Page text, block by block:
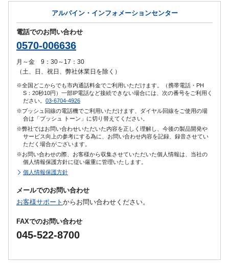
アルパイン・インフォメーションセンター
電話でのお問い合わせ
0570-006636
月～金 9：30～17：30
（土、日、祝日、弊社休業日を除く）
※全国どこからでも市内通話料金でご利用いただけます。（携帯電話・PH
S：20秒10円）一部IP電話など接続できない場合には、次の番号をご利用く
ださい。 03-6704-4926
※プッシュ回線の電話機でご利用いただけます、ダイヤル回線をご使用の場
合は「プッシュ トーン」に切り替えてください。
※弊社ではお問い合わせいただいた内容を正しく理解し、今後の製品開発や
サービス向上の参考にする為に、お問い合わせ内容を記録、録音させてい
ただく場合がございます。
※お問い合わせの際、お客様から収集させていただいた個人情報は、当社の
個人情報保護方針に従い厳重に管理いたします。
個人情報保護方針
メールでのお問い合わせ
お客様サポート からお問い合わせください。
FAXでのお問い合わせ
045-522-8700